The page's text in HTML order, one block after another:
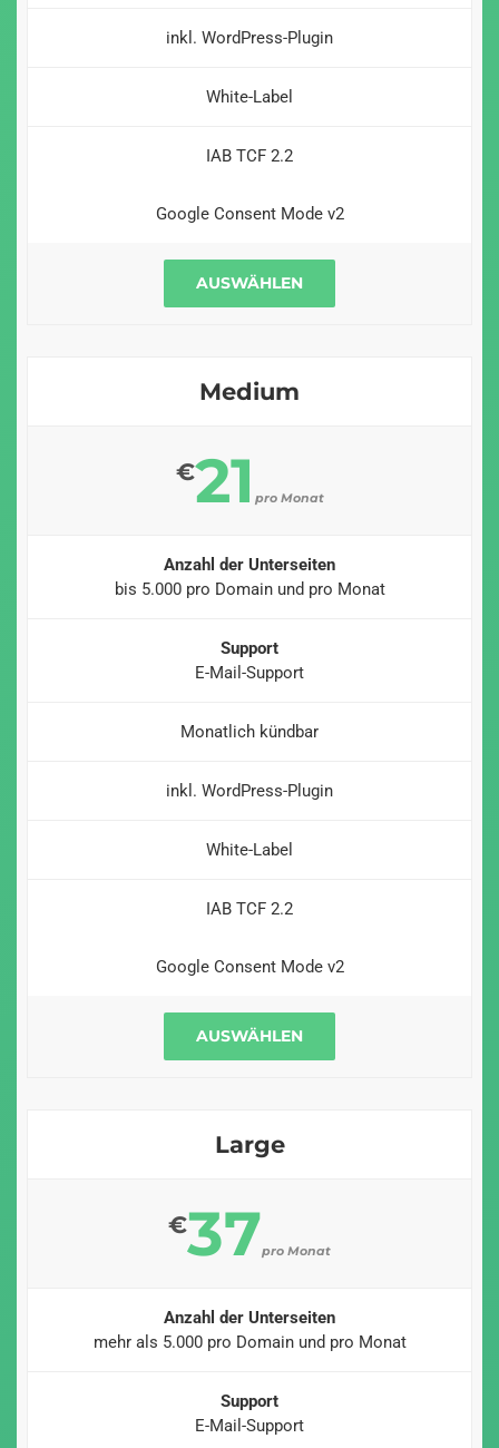
inkl. WordPress-Plugin
White-Label
IAB TCF 2.2
Google Consent Mode v2
AUSWÄHLEN
Medium
€21 pro Monat
Anzahl der Unterseiten
bis 5.000 pro Domain und pro Monat
Support
E-Mail-Support
Monatlich kündbar
inkl. WordPress-Plugin
White-Label
IAB TCF 2.2
Google Consent Mode v2
AUSWÄHLEN
Large
€37pro Monat
Anzahl der Unterseiten
mehr als 5.000 pro Domain und pro Monat
Support
E-Mail-Support